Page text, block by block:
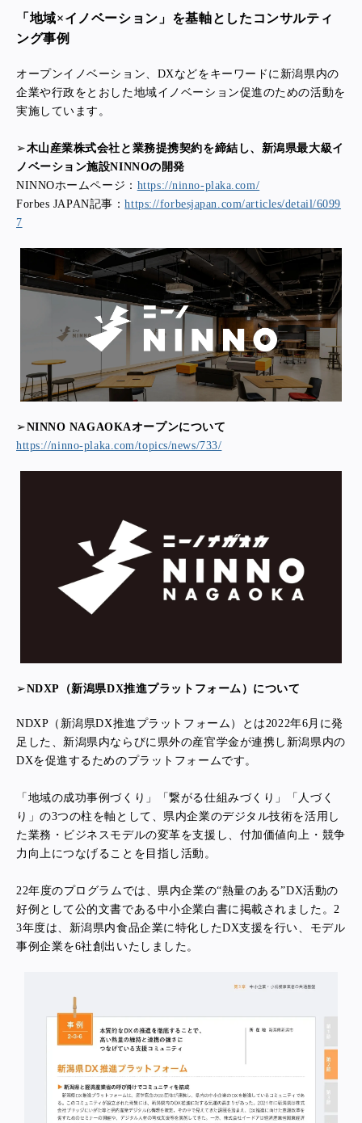
「地域×イノベーション」を基軸としたコンサルティ
ング事例
オープンイノベーション、DXなどをキーワードに新潟県内の
企業や行政をとおした地域イノベーション促進のための活動を
実施しています。
➢木山産業株式会社と業務提携契約を締結し、新潟県最大級イ
ノベーション施設NINNOの開発
NINNOホームページ： https://ninno-plaka.com/
Forbes JAPAN記事：https://forbesjapan.com/articles/detail/6099
7
➢NINNO NAGAOKAオープンについて
https://ninno-plaka.com/topics/news/733/
➢NDXP（新潟県DX推進プラットフォーム）について
NDXP（新潟県DX推進プラットフォーム）とは2022年6月に発
足した、新潟県内ならびに県外の産官学金が連携し新潟県内の
DXを促進するためのプラットフォームです。
「地域の成功事例づくり」「繋がる仕組みづくり」「人づく
り」の3つの柱を軸として、県内企業のデジタル技術を活用し
た業務・ビジネスモデルの変革を支援し、付加価値向上・競争
力向上につなげることを目指し活動。
22年度のプログラムでは、県内企業の“熱量のある”DX活動の
好例として公的文書である中小企業白書に掲載されました。2
3年度は、新潟県内食品企業に特化したDX支援を行い、モデル
事例企業を6社創出いたしました。